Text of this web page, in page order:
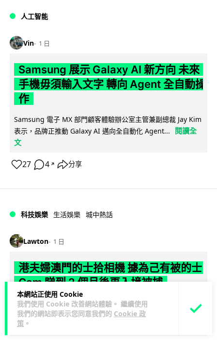
本網站正使用 Cookie
我們使用 Cookie 改善網站體驗。 繼續使用
我們的網站即表示您同意我們的 Cookie 政
策 。
人工智能
Vin 1 日
Samsung 展示 Galaxy AI 新方向 未來
手機毋須輸入文字 轉向 Agent 全自動操
作
Samsung 電子 MX 部門顧客體驗辦公室主管兼副總裁 Jay Kim
表示，品牌正推動 Galaxy AI 邁向全自動化 Agent...
閱讀全
文
27 4 ↗ 分享
科技娛樂 生活娛樂 城中熱話
Lawton 1 日
港夫婦澳門的士拾相機 據為己有被的士
Cam 睇到 2 個月後再入境被捕
一對香港夫婦今年 5 月遊澳門乘的士拾獲他人遺留相機及電
池，拾遺不報並帶返香港自用。兩人本月 2 日經港珠澳大橋再
次入境澳門時，被治安警察局...